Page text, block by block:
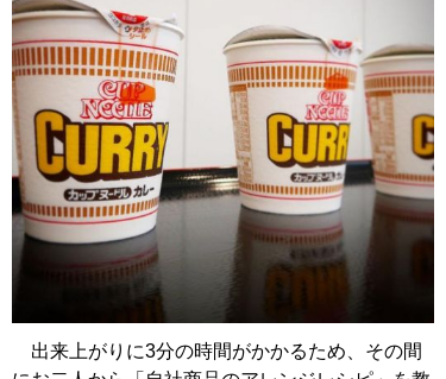
出来上がりに3分の時間がかかるため、その間